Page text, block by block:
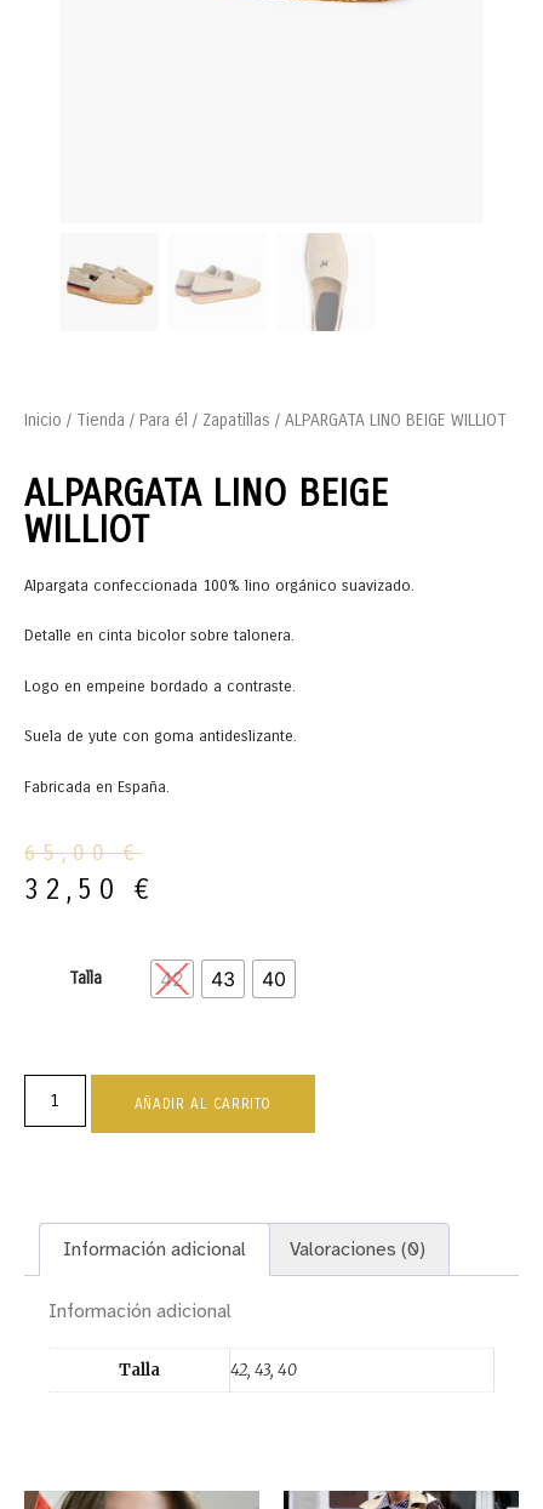
Inicio / Tienda / Para él / Zapatillas / ALPARGATA LINO BEIGE WILLIOT
ALPARGATA LINO BEIGE
WILLIOT
Alpargata confeccionada 100% lino orgánico suavizado.
Detalle en cinta bicolor sobre talonera.
Logo en empeine bordado a contraste.
Suela de yute con goma antideslizante.
Fabricada en España.
65,00€
32,50€
Talla 42 43 40
AÑADIR AL CARRITO
Información adicional Valoraciones (0)
Información adicional
Talla 42, 43, 40